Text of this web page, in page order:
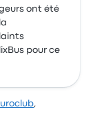
ont été
pour ce
,